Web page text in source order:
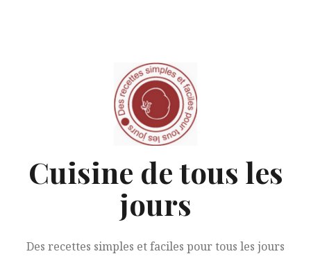
Cuisine de tous les
jours
Des recettes simples et faciles pour tous les jours